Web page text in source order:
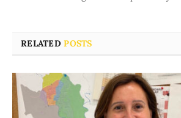
RELATEDPOSTS